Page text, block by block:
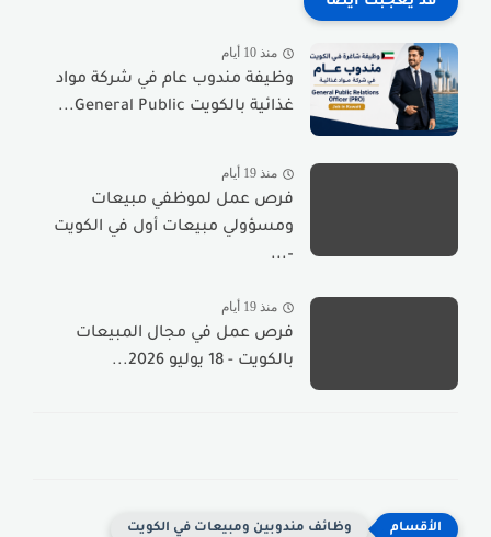
منذ 10 أيام
وظيفة مندوب عام في شركة مواد
غذائية بالكويت General Public...
منذ 19 أيام
فرص عمل لموظفي مبيعات
ومسؤولي مبيعات أول في الكويت
–...
منذ 19 أيام
فرص عمل في مجال المبيعات
بالكويت - 18 يوليو 2026...
وظائف مندوبين ومبيعات في الكويت